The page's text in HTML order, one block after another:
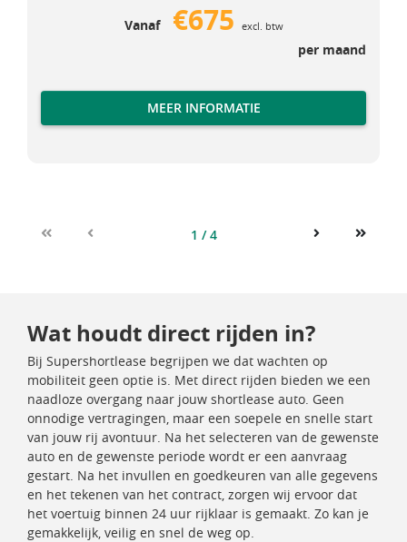
Vanaf €675 excl. btw
per maand
MEER INFORMATIE
1 / 4
Wat houdt direct rijden in?
Bij Supershortlease begrijpen we dat wachten op
mobiliteit geen optie is. Met direct rijden bieden we een
naadloze overgang naar jouw shortlease auto. Geen
onnodige vertragingen, maar een soepele en snelle start
van jouw rij avontuur. Na het selecteren van de gewenste
auto en de gewenste periode wordt er een aanvraag
gestart. Na het invullen en goedkeuren van alle gegevens
en het tekenen van het contract, zorgen wij ervoor dat
het voertuig binnen 24 uur rijklaar is gemaakt. Zo kan je
gemakkelijk, veilig en snel de weg op.